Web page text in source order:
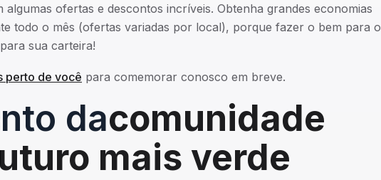
ofertas e descontos incríveis. Obtenha grandes economias
todo o mês (ofertas variadas por local), porque fazer o bem para o
sua carteira!
perto de você para comemorar conosco em breve.
dacomunidade
mais verde